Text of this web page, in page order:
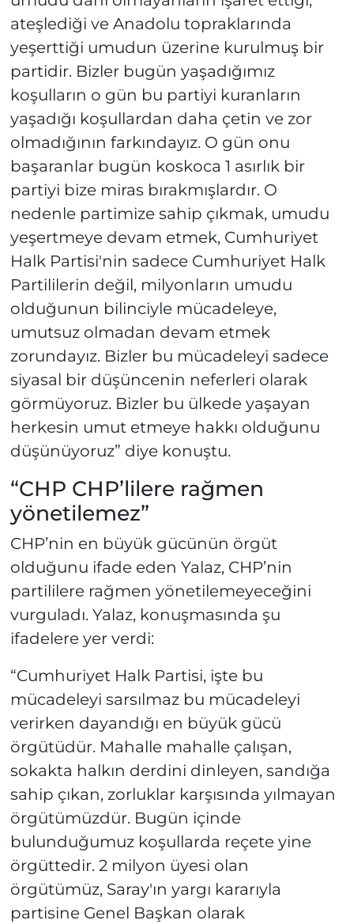
ateşlediği ve Anadolu topraklarında
yeşerttiği umudun üzerine kurulmuş bir
partidir. Bizler bugün yaşadığımız
koşulların o gün bu partiyi kuranların
yaşadığı koşullardan daha çetin ve zor
olmadığının farkındayız. O gün onu
başaranlar bugün koskoca 1 asırlık bir
partiyi bize miras bırakmışlardır. O
nedenle partimize sahip çıkmak, umudu
yeşertmeye devam etmek, Cumhuriyet
Halk Partisi'nin sadece Cumhuriyet Halk
Partililerin değil, milyonların umudu
olduğunun bilinciyle mücadeleye,
umutsuz olmadan devam etmek
zorundayız. Bizler bu mücadeleyi sadece
siyasal bir düşüncenin neferleri olarak
görmüyoruz. Bizler bu ülkede yaşayan
herkesin umut etmeye hakkı olduğunu
düşünüyoruz” diye konuştu.
“CHP CHP’lilere rağmen
yönetilemez”
CHP’nin en büyük gücünün örgüt
olduğunu ifade eden Yalaz, CHP’nin
partililere rağmen yönetilemeyeceğini
vurguladı. Yalaz, konuşmasında şu
ifadelere yer verdi:
“Cumhuriyet Halk Partisi, işte bu
mücadeleyi sarsılmaz bu mücadeleyi
verirken dayandığı en büyük gücü
örgütüdür. Mahalle mahalle çalışan,
sokakta halkın derdini dinleyen, sandığa
sahip çıkan, zorluklar karşısında yılmayan
örgütümüzdür. Bugün içinde
bulunduğumuz koşullarda reçete yine
örgüttedir. 2 milyon üyesi olan
örgütümüz, Saray'ın yargı kararıyla
partisine Genel Başkan olarak